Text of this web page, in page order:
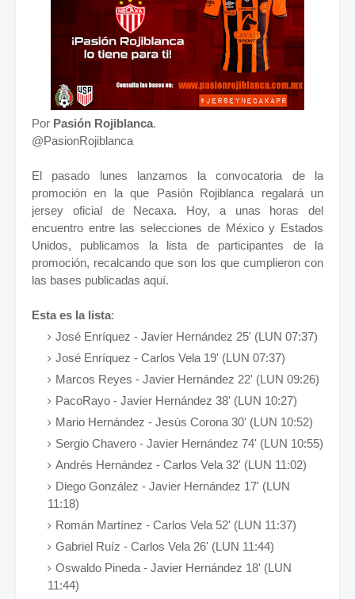
Por Pasión Rojiblanca.
@PasionRojiblanca
El pasado lunes lanzamos la convocatoria de la
promoción en la que Pasión Rojiblanca regalará un
jersey oficial de Necaxa. Hoy, a unas horas del
encuentro entre las selecciones de México y Estados
Unidos, publicamos la lista de participantes de la
promoción, recalcando que son los que cumplieron con
las bases publicadas aquí.
Esta es la lista:
José Enríquez - Javier Hernández 25' (LUN 07:37)
José Enríquez - Carlos Vela 19' (LUN 07:37)
Marcos Reyes - Javier Hernández 22' (LUN 09:26)
PacoRayo - Javier Hernández 38' (LUN 10:27)
Mario Hernández - Jesús Corona 30' (LUN 10:52)
Sergio Chavero - Javier Hernández 74' (LUN 10:55)
Andrés Hernández - Carlos Vela 32' (LUN 11:02)
Diego González - Javier Hernández 17' (LUN
11:18)
Román Martínez - Carlos Vela 52' (LUN 11:37)
Gabriel Ruíz - Carlos Vela 26' (LUN 11:44)
Oswaldo Pineda - Javier Hernández 18' (LUN
11:44)